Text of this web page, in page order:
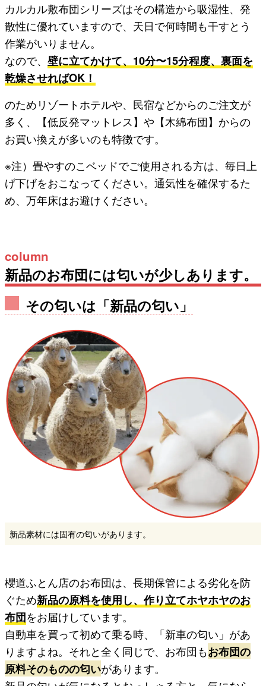
カルカル敷布団シリーズはその構造から吸湿性、発
散性に優れていますので、天日で何時間も干すとう
作業がいりません。
なので、壁に立てかけて、10分〜15分程度、裏面を
乾燥させればOK！
のためリゾートホテルや、民宿などからのご注文が
多く、【低反発マットレス】や【木綿布団】からの
お買い換えが多いのも特徴です。
※注）畳やすのこベッドでご使用される方は、毎日上
げ下げをおこなってください。通気性を確保するた
め、万年床はお避けください。
column
新品のお布団には匂いが少しあります。
その匂いは「新品の匂い」
新品素材には固有の匂いがあります。
櫻道ふとん店のお布団は、長期保管による劣化を防
ぐため新品の原料を使用し、作り立てホヤホヤのお
布団をお届けしています。
自動車を買って初めて乗る時、「新車の匂い」があ
りますよね。それと全く同じで、お布団もお布団の
原料そのものの匂いがあります。